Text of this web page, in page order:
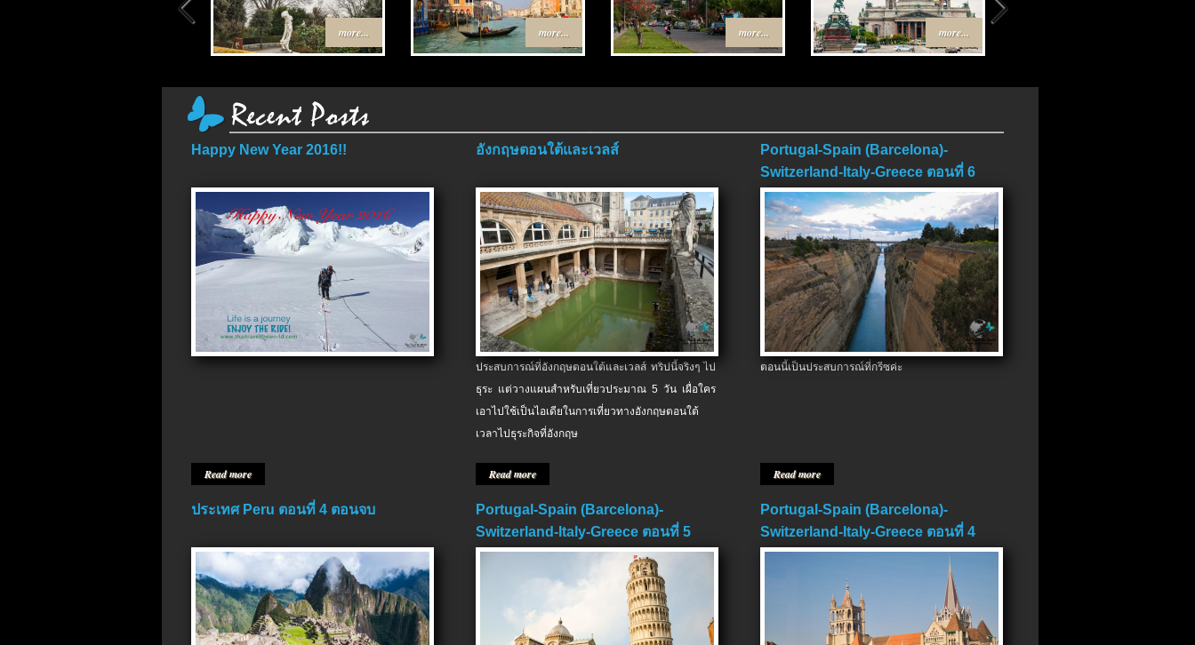
more... more... more... more...
Happy New Year 2016!!
Read more
อังกฤษตอนใต้และเวลส์
ประสบการณ์ที่อังกฤษตอนใต้และเวลส์ ทริปนี้จริงๆ ไป
ธุระ แต่วางแผนสำหรับเที่ยวประมาณ 5 วัน เผื่อใคร
เอาไปใช้เป็นไอเดียในการเที่ยวทางอังกฤษตอนใต้
เวลาไปธุระกิจที่อังกฤษ
Read more
Portugal-Spain (Barcelona)-
Switzerland-Italy-Greece ตอนที่ 6
ตอนจบ
ตอนนี้เป็นประสบการณ์ที่กรีซค่ะ
Read more
ประเทศ Peru ตอนที่ 4 ตอนจบ
Portugal-Spain (Barcelona)-
Switzerland-Italy-Greece ตอนที่ 5
Portugal-Spain (Barcelona)-
Switzerland-Italy-Greece ตอนที่ 4